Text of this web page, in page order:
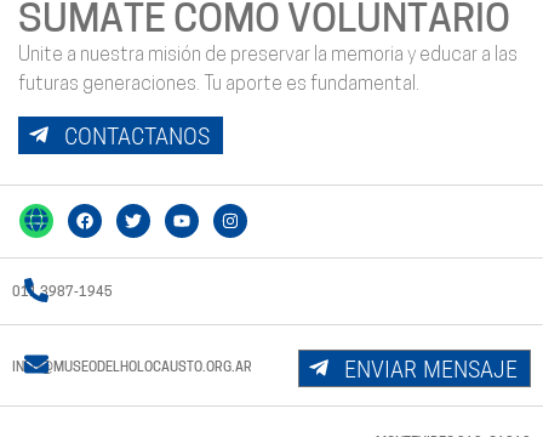
SUMATE COMO VOLUNTARIO
Unite a nuestra misión de preservar la memoria y educar a las
futuras generaciones. Tu aporte es fundamental.
CONTACTANOS
011 3987-1945
INFO@MUSEODELHOLOCAUSTO.ORG.AR ENVIAR MENSAJE